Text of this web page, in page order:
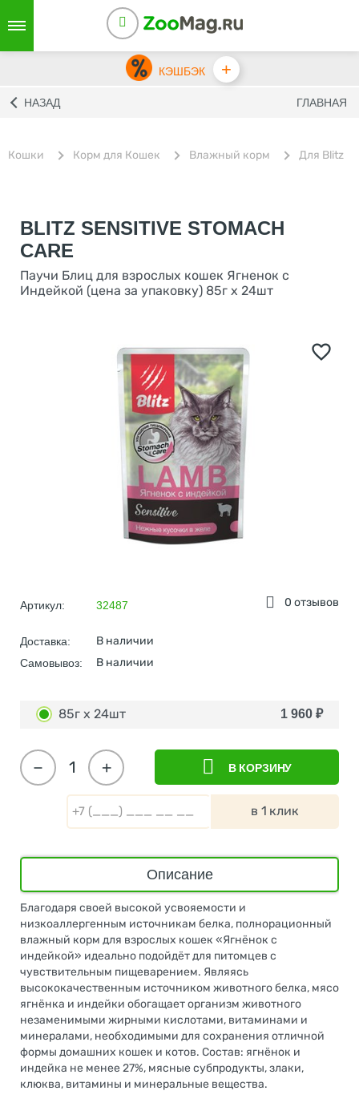
КЭШБЭК +
НАЗАД ГЛАВНАЯ
Кошки Корм для Кошек Влажный корм Для Blitz
BLITZ SENSITIVE STOMACH
CARE
Паучи Блиц для взрослых кошек Ягненок с
Индейкой (цена за упаковку) 85г х 24шт
0 отзывов
Артикул: 32487
Доставка: В наличии
Самовывоз: В наличии
85г х 24шт 1 960 ₽
+
− В КОРЗИНУ
в 1 клик
Описание
Благодаря своей высокой усвояемости и
низкоаллергенным источникам белка, полнорационный
влажный корм для взрослых кошек «Ягнёнок с
индейкой» идеально подойдёт для питомцев с
чувствительным пищеварением. Являясь
высококачественным источником животного белка, мясо
ягнёнка и индейки обогащает организм животного
незаменимыми жирными кислотами, витаминами и
минералами, необходимыми для сохранения отличной
формы домашних кошек и котов. Состав: ягнёнок и
индейка не менее 27%, мясные субпродукты, злаки,
клюква, витамины и минеральные вещества.